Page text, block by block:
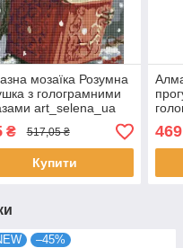
мозаїка Розумна
з голограмними
art_selena_ua
Ідейка (AMO7816)
₴ 517,05 ₴
Купити
469
–45%